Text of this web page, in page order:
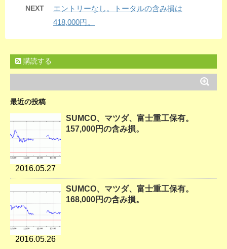
NEXT
エントリーなし。トータルの含み損は
418,000円。
購読する
最近の投稿
2016.05.27
SUMCO、マツダ、富士重工保有。
157,000円の含み損。
2016.05.26
SUMCO、マツダ、富士重工保有。
168,000円の含み損。